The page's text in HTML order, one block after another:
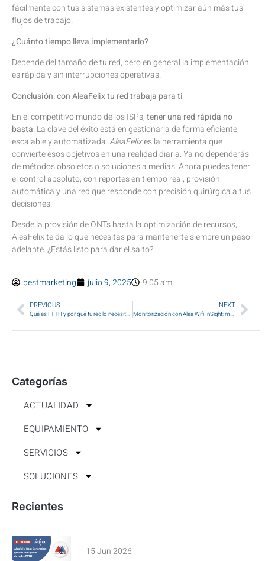
fácilmente con tus sistemas existentes y optimizar aún más tus
flujos de trabajo.
¿Cuánto tiempo lleva implementarlo?
Depende del tamaño de tu red, pero en general la implementación
es rápida y sin interrupciones operativas.
Conclusión: con AleaFelix tu red trabaja para ti
En el competitivo mundo de los ISPs,tener una red rápida no
basta. La clave del éxito está en gestionarla de forma eficiente,
escalable y automatizada.AleaFelixes la herramienta que
convierte esos objetivos en una realidad diaria. Ya no dependerás
de métodos obsoletos o soluciones a medias. Ahora puedes tener
el control absoluto, con reportes en tiempo real, provisión
automática y una red que responde con precisión quirúrgica a tus
decisiones.
Desde la provisión de ONTs hasta la optimización de recursos,
AleaFelix te da lo que necesitas para mantenerte siempre un paso
adelante. ¿Estás listo para dar el salto?
bestmarketing julio 9, 2025 9:05 am
PREVIOUS
Qué es FTTH y por qué tu red lo necesita en 2025
NEXT
Monitorización con Alea Wifi InSight: mejora tu SLA
Categorías
ACTUALIDAD
EQUIPAMIENTO
SERVICIOS
SOLUCIONES
Recientes
15 Jun 2026